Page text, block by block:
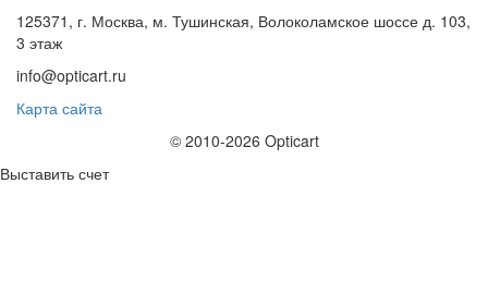
125371, г. Москва, м. Тушинская, Волоколамское шоссе д. 103,
3 этаж
info@opticart.ru
Карта сайта
© 2010-2026 Opticart
Выставить счет